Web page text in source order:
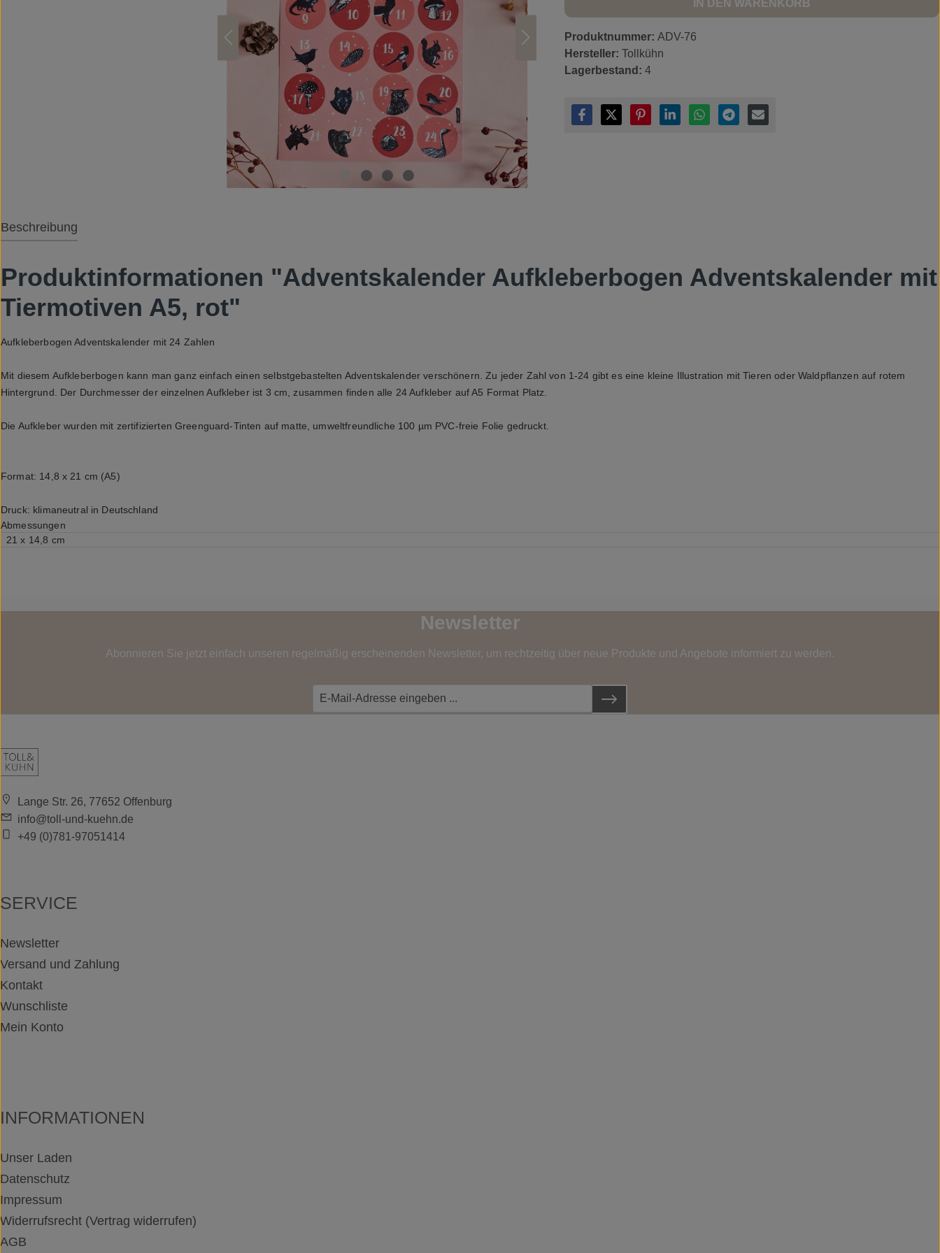
IN DEN WARENKORB
Produktnummer:ADV-76
Hersteller: Tollkühn
Lagerbestand: 4
Beschreibung
Produktinformationen "Adventskalender Aufkleberbogen Adventskalender mit
Tiermotiven A5, rot"
Aufkleberbogen Adventskalender mit 24 Zahlen
Mit diesem Aufkleberbogen kann man ganz einfach einen selbstgebastelten Adventskalender verschönern. Zu jeder Zahl von 1-24 gibt es eine kleine Illustration mit Tieren oder Waldpflanzen auf rotem
Hintergrund. Der Durchmesser der einzelnen Aufkleber ist 3 cm, zusammen finden alle 24 Aufkleber auf A5 Format Platz.
Die Aufkleber wurden mit zertifizierten Greenguard-Tinten auf matte, umweltfreundliche 100 µm PVC-freie Folie gedruckt.
Format: 14,8 x 21 cm (A5)
Druck: klimaneutral in Deutschland
Abmessungen
21 x 14,8 cm
Newsletter
Abonnieren Sie jetzt einfach unseren regelmäßig erscheinenden Newsletter, um rechtzeitig über neue Produkte und Angebote informiert zu werden.
Lange Str. 26, 77652 Offenburg
info@toll-und-kuehn.de
+49 (0)781-97051414
SERVICE
Newsletter
Versand und Zahlung
Kontakt
Wunschliste
Mein Konto
INFORMATIONEN
Unser Laden
Datenschutz
Impressum
Widerrufsrecht (Vertrag widerrufen)
AGB